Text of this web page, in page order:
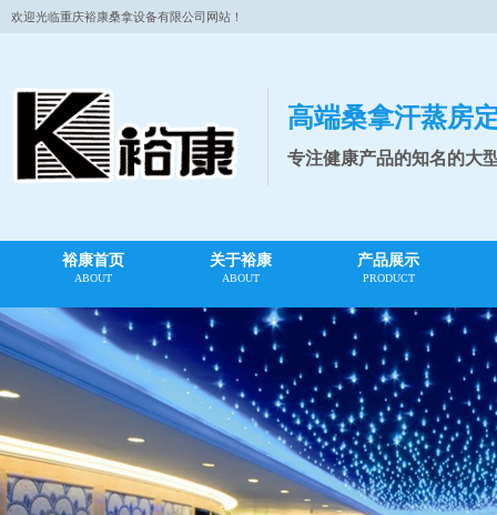
欢迎光临重庆裕康桑拿设备有限公司网站！
高端桑拿汗蒸房
专注健康产品的知名的大
裕康首页
ABOUT
关于裕康
ABOUT
产品展示
PRODUCT